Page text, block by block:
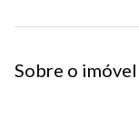
Sobre o imóvel